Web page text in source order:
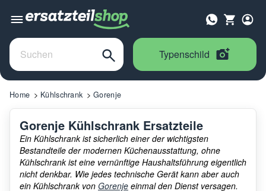
Typenschild
Home Kühlschrank Gorenje
Gorenje Kühlschrank Ersatzteile
Ein Kühlschrank ist sicherlich einer der wichtigsten
Bestandteile der modernen Küchenausstattung, ohne
Kühlschrank ist eine vernünftige Haushaltsführung eigentlich
nicht denkbar. Wie jedes technische Gerät kann aber auch
ein Kühlschrank von Gorenje einmal den Dienst versagen.